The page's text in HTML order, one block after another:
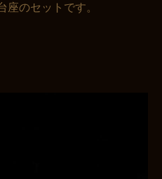
のセットです。